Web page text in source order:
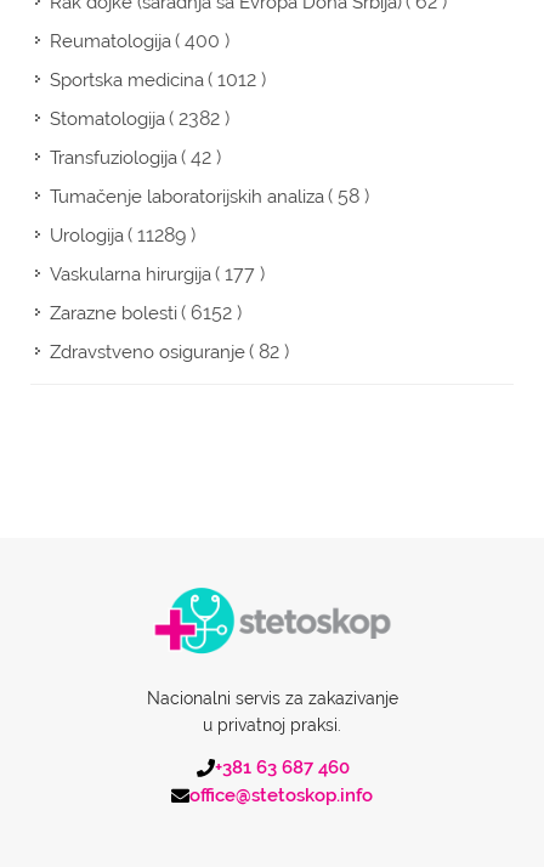
Reumatologija( 400 )
Sportska medicina( 1012 )
Stomatologija( 2382 )
Transfuziologija( 42 )
Tumačenje laboratorijskih analiza( 58 )
Urologija( 11289 )
Vaskularna hirurgija( 177 )
Zarazne bolesti( 6152 )
Zdravstveno osiguranje( 82 )
Nacionalni servis za zakazivanje
u privatnoj praksi.
+381 63 687 460
office@stetoskop.info